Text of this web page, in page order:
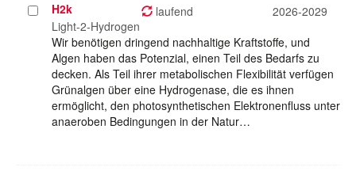
Projekt
auswählen
H2k laufend
2026-2029
Light-2-Hydrogen
Wir benötigen dringend nachhaltige Kraftstoffe, und
Algen haben das Potenzial, einen Teil des Bedarfs zu
decken. Als Teil ihrer metabolischen Flexibilität verfügen
Grünalgen über eine Hydrogenase, die es ihnen
ermöglicht, den photosynthetischen Elektronenfluss unter
anaeroben Bedingungen in der Natur…